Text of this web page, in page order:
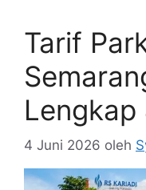
Tarif
Lengkap
4 Juni 2026 oleh